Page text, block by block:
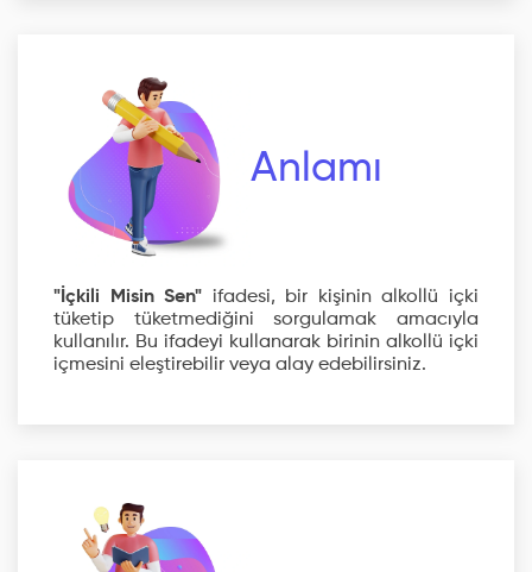
Anlamı
"İçkili Misin Sen" ifadesi, bir kişinin alkollü içki
tüketip tüketmediğini sorgulamak amacıyla
kullanılır. Bu ifadeyi kullanarak birinin alkollü içki
içmesini eleştirebilir veya alay edebilirsiniz.